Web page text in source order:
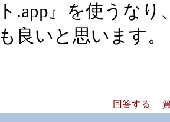
ト.app』を使うな
も良いと思います。
回答する